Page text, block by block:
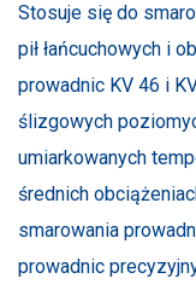
Stosuje się do
pił łańcuchowych i
prowadnic KV 46 i
ślizgowych
umiarkowanych
średnich
smarowania
prowadnic